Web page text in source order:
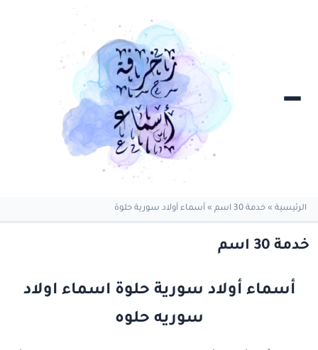
الرئيسية » خدمة 30 اسم » أسماء أولاد سورية حلوة
خدمة 30 اسم
أسماء أولاد سورية حلوة اسماء اولاد
سوريه حلوه